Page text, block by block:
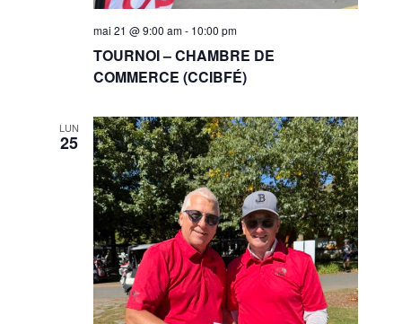
TOURNOI – CHAMBRE DE
COMMERCE (CCIBFÉ)
mai 21 @ 9:00 am- 10:00 pm
LUN
25